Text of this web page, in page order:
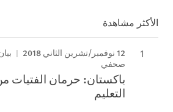
الأكثر مشاهدة
12 نوفمبر/تشرين الثاني 2018
صحفي
باكستان: حرمان الفتيات
التعليم